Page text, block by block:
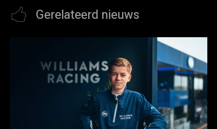
Gerelateerd nieuws